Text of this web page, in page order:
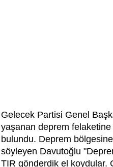
Gelecek Partisi Genel
yaşanan deprem
bulundu. Deprem
söyleyen Davutoğlu
TIR gönderdik el koydular.